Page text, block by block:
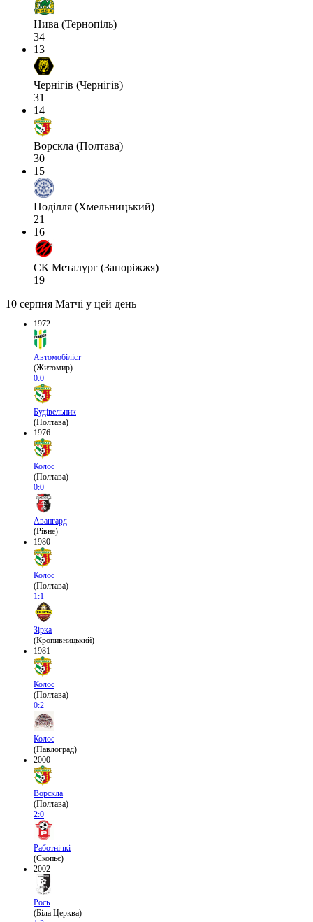
Нива (Тернопіль)
34
13
Чернігів (Чернігів)
31
14
Ворскла (Полтава)
30
15
Поділля (Хмельницький)
21
16
СК Металург (Запоріжжя)
19
10 серпня Матчі у цей день
1972
Автомобіліст
(Житомир)
0:0
Будівельник
(Полтава)
1976
Колос
(Полтава)
0:0
Авангард
(Рівне)
1980
Колос
(Полтава)
1:1
Зірка
(Кропивницький)
1981
Колос
(Полтава)
0:2
Колос
(Павлоград)
2000
Ворскла
(Полтава)
2:0
Работнічкі
(Скопьє)
2002
Рось
(Біла Церква)